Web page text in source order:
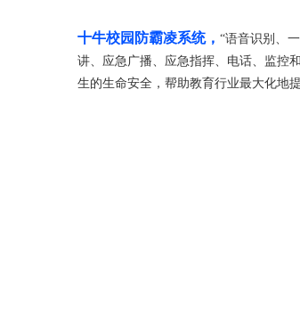
十牛校园防霸凌系统， “语音识别、
讲、应急广播、应急指挥、电话、监控
生的生命安全，帮助教育行业最大化地